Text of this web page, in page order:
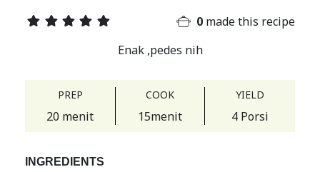
0 made this recipe
Enak ,pedes nih
PREP
20 menit
COOK
15menit
YIELD
4 Porsi
INGREDIENTS